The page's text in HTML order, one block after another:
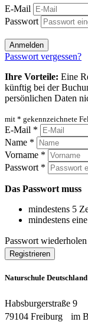
E-Mail
Passwort
Anmelden
Passwort vergessen?
Ihre Vorteile: Eine
künftig bei der
persönlichen Daten
mit * gekennzeichnete
E-Mail *
Name *
Vorname *
Passwort *
Das Passwort muss
mindestens 5
mindestens
Passwort
Registrieren
Naturschule Deutschland
Habsburgerstraße 9
79104 Freiburg im